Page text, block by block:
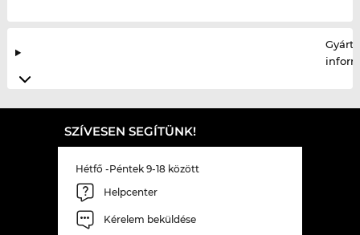
SZÍVESEN SEGÍTÜNK!
Hétfő -Péntek 9-18 között
Helpcenter
Kérelem beküldése